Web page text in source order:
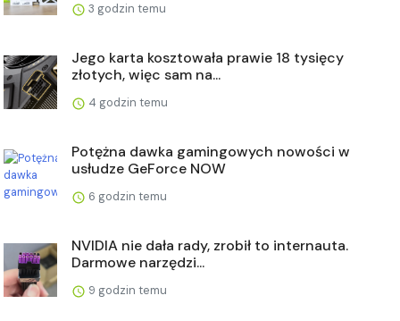
3 godzin temu
Jego karta kosztowała prawie 18 tysięcy
złotych, więc sam na...
4 godzin temu
Potężna dawka gamingowych nowości w
usłudze GeForce NOW
6 godzin temu
NVIDIA nie dała rady, zrobił to internauta.
Darmowe narzędzi...
9 godzin temu